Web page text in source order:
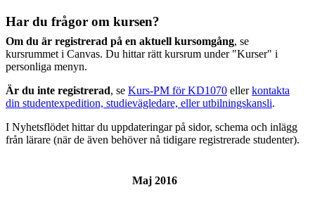
Har du frågor om kursen?
Om du är registrerad på en aktuell kursomgång, se
kursrummet i Canvas. Du hittar rätt kursrum under "Kurser" i
personliga menyn.
Är du inte registrerad, se Kurs-PM för KD1070 ellerkontakta
din studentexpedition, studievägledare, eller utbilningskansli.
I Nyhetsflödet hittar du uppdateringar på sidor, schema och inlägg
från lärare (när de även behöver nå tidigare registrerade studenter).
Maj 2016